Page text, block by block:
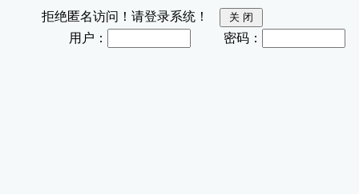
拒绝匿名访问！请登录系统！
用户：
密码：